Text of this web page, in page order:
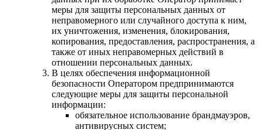
меры для защиты персональных данных от
неправомерного или случайного доступа к ним,
их уничтожения, изменения, блокирования,
копирования, предоставления, распространения, а
также от иных неправомерных действий в
отношении персональных данных.
В целях обеспечения информационной
безопасности Оператором предпринимаются
следующие меры для защиты персональной
информации:
обязательное использование брандмауэров,
антивирусных систем;